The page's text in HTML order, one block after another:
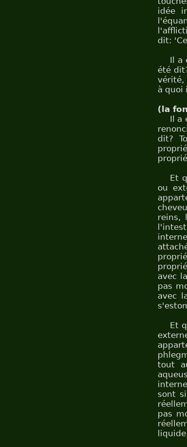
idée
dit:
Il a
été
vérité,
à quoi
(la
Il a
dit?
Et
ou
reins,
avec
pas
avec
Et
tout
sont
pas